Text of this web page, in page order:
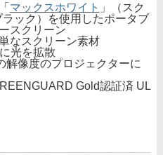
マックスホワイト 」（スク
ック）を使用したポータブ
スクリーン
なスクリーン素材
光を拡散
像度のプロジェクターに
Gold認証済 UL